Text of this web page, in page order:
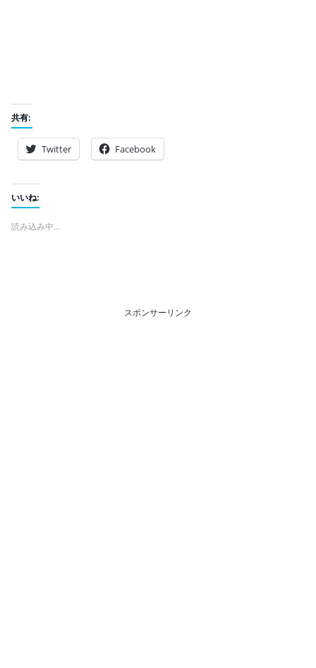
共有:
Twitter Facebook
いいね:
読み込み中…
スポンサーリンク